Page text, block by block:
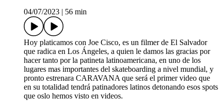
04/07/2023
56 min
Hoy platicamos con Joe Cisco, es un filmer de El Salvador
que radica en Los Ángeles, a quien le damos las gracias por
hacer tanto por la patineta latinoamericana, en uno de los
lugares mas importantes del skateboarding a nivel mundial, y
pronto estrenara CARAVANA que será el primer video que
en su totalidad tendrá patinadores latinos detonando esos spots
que oslo hemos visto en videos.